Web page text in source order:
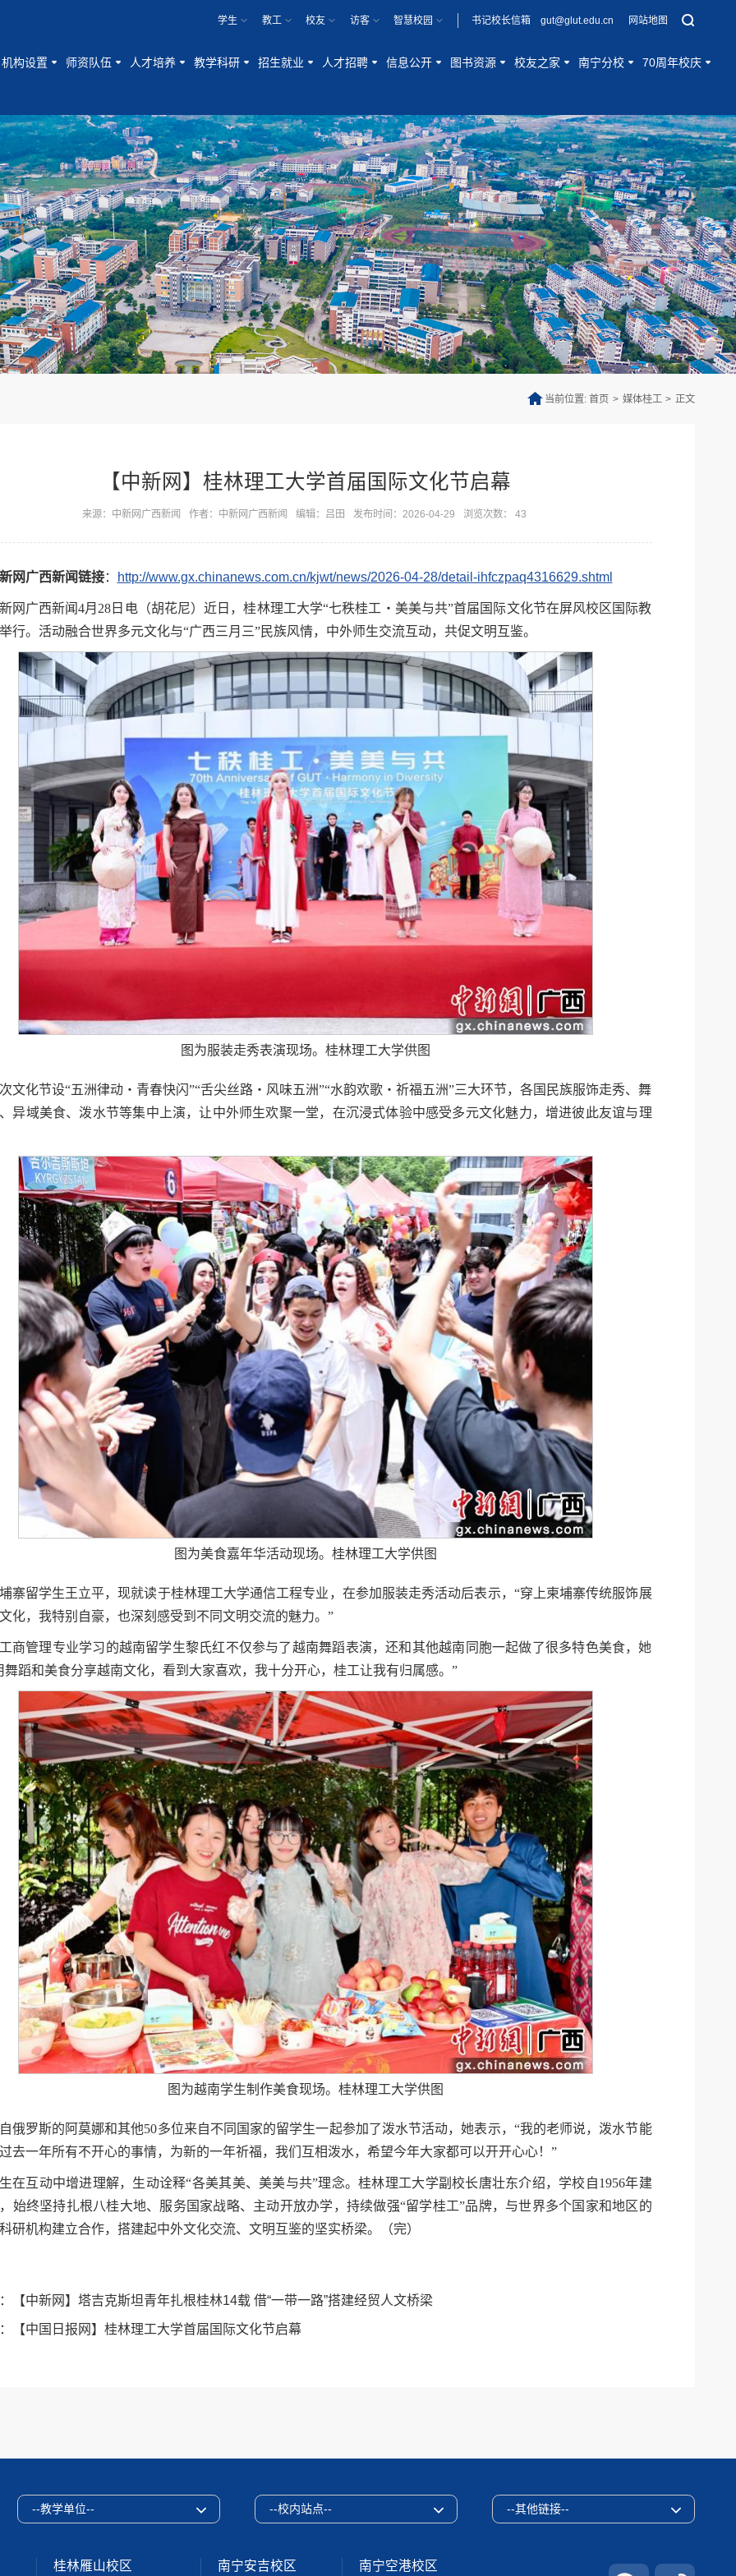
学生 教工 校友 访客 智慧校园 书记校长信箱 gut@glut.edu.cn 网站地图
机构设置 师资队伍 人才培养 教学科研 招生就业 人才招聘 信息公开 图书资源 校友之家 南宁分校 70周年校庆
当前位置: 首页 > 媒体桂工 > 正文
【中新网】桂林理工大学首届国际文化节启幕
来源：中新网广西新闻 作者：中新网广西新闻 编辑：吕田 发布时间：2026-04-29 浏览次数： 43
网广西新闻链接： http://www.gx.chinanews.com.cn/kjwt/news/2026-04-28/detail-ihfczpaq4316629.shtml
网广西新闻4月28日电（胡花尼）近日，桂林理工大学“七秩桂工・美美与共”首届国际文化节在屏风校区国际教
行。活动融合世界多元文化与“广西三月三”民族风情，中外师生交流互动，共促文明互鉴。
图为服装走秀表演现场。桂林理工大学供图
文化节设“五洲律动・青春快闪”“舌尖丝路・风味五洲”“水韵欢歌・祈福五洲”三大环节，各国民族服饰走秀、舞
异域美食、泼水节等集中上演，让中外师生欢聚一堂，在沉浸式体验中感受多元文化魅力，增进彼此友谊与理
图为美食嘉年华活动现场。桂林理工大学供图
寨留学生王立平，现就读于桂林理工大学通信工程专业，在参加服装走秀活动后表示，“穿上柬埔寨传统服饰展
化，我特别自豪，也深刻感受到不同文明交流的魅力。”
商管理专业学习的越南留学生黎氏红不仅参与了越南舞蹈表演，还和其他越南同胞一起做了很多特色美食，她
舞蹈和美食分享越南文化，看到大家喜欢，我十分开心，桂工让我有归属感。”
图为越南学生制作美食现场。桂林理工大学供图
俄罗斯的阿莫娜和其他50多位来自不同国家的留学生一起参加了泼水节活动，她表示，“我的老师说，泼水节能
去一年所有不开心的事情，为新的一年祈福，我们互相泼水，希望今年大家都可以开开心心！”
在互动中增进理解，生动诠释“各美其美、美美与共”理念。桂林理工大学副校长唐壮东介绍，学校自1956年建
始终坚持扎根八桂大地、服务国家战略、主动开放办学，持续做强“留学桂工”品牌，与世界多个国家和地区的
研机构建立合作，搭建起中外文化交流、文明互鉴的坚实桥梁。（完）
【中新网】塔吉克斯坦青年扎根桂林14载 借“一带一路”搭建经贸人文桥梁
【中国日报网】桂林理工大学首届国际文化节启幕
--教学单位-- --校内站点-- --其他链接--
桂林雁山校区 南宁安吉校区 南宁空港校区